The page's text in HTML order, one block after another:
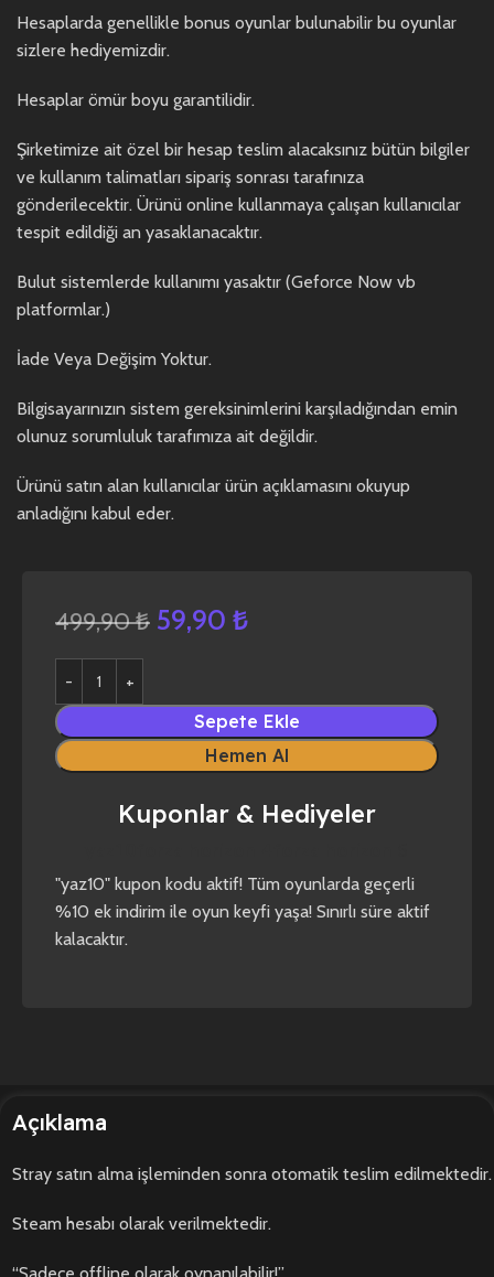
Hesaplarda genellikle bonus oyunlar bulunabilir bu oyunlar
sizlere hediyemizdir.
Hesaplar ömür boyu garantilidir.
Şirketimize ait özel bir hesap teslim alacaksınız bütün bilgiler
ve kullanım talimatları sipariş sonrası tarafınıza
gönderilecektir. Ürünü online kullanmaya çalışan kullanıcılar
tespit edildiği an yasaklanacaktır.
Bulut sistemlerde kullanımı yasaktır (Geforce Now vb
platformlar.)
İade Veya Değişim Yoktur.
Bilgisayarınızın sistem gereksinimlerini karşıladığından emin
olunuz sorumluluk tarafımıza ait değildir.
Ürünü satın alan kullanıcılar ürün açıklamasını okuyup
anladığını kabul eder.
499,90₺ 59,90 ₺
Sepete Ekle
Hemen Al
Kuponlar & Hediyeler
"yaz10" kupon kodu aktif! Tüm oyunlarda geçerli
%10 ek indirim ile oyun keyfi yaşa! Sınırlı süre aktif
kalacaktır.
Açıklama
Stray satın alma işleminden sonra otomatik teslim edilmektedir.
Steam hesabı olarak verilmektedir.